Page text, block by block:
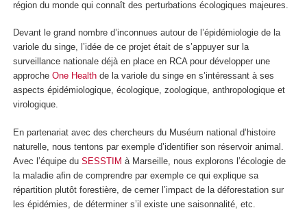
région du monde qui connaît des perturbations écologiques majeures.
Devant le grand nombre d’inconnues autour de l’épidémiologie de la
variole du singe, l’idée de ce projet était de s’appuyer sur la
surveillance nationale déjà en place en RCA pour développer une
approche One Health de la variole du singe en s’intéressant à ses
aspects épidémiologique, écologique, zoologique, anthropologique et
virologique.
En partenariat avec des chercheurs du Muséum national d’histoire
naturelle, nous tentons par exemple d’identifier son réservoir animal.
Avec l’équipe du SESSTIM à Marseille, nous explorons l’écologie de
la maladie afin de comprendre par exemple ce qui explique sa
répartition plutôt forestière, de cerner l’impact de la déforestation sur
les épidémies, de déterminer s’il existe une saisonnalité, etc.